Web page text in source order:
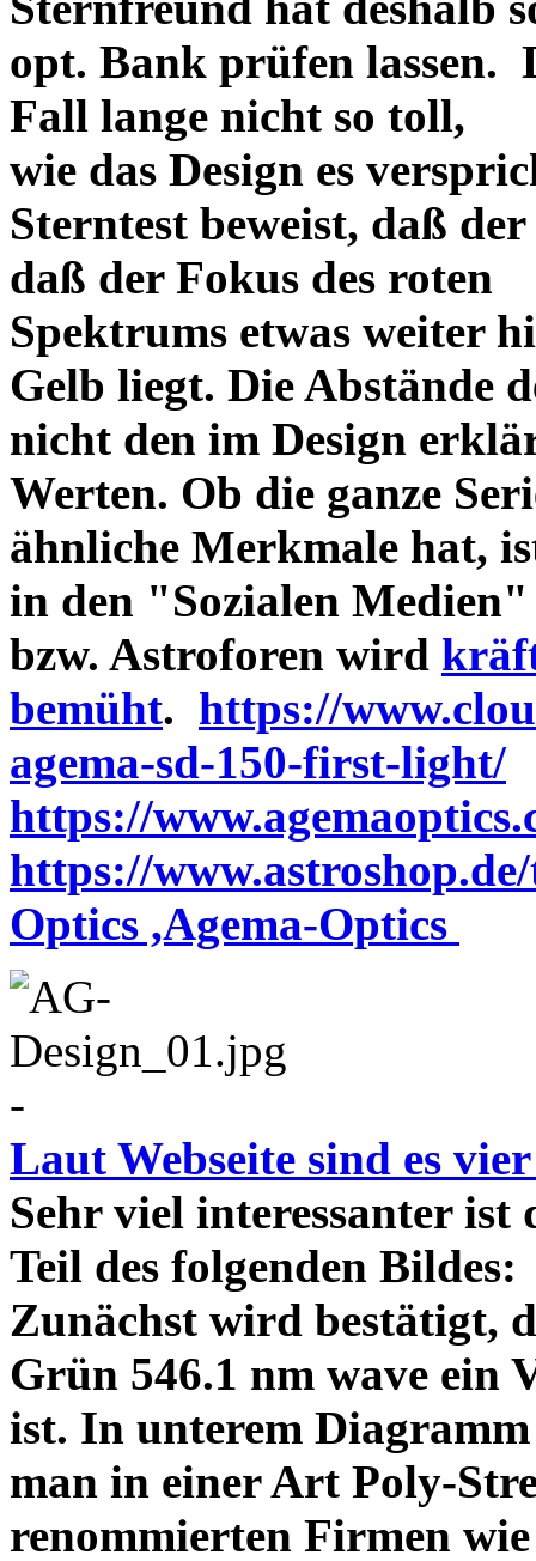
opt. Bank prüfen lassen.
Fall lange nicht so toll,
wie das Design es
Sterntest beweist, daß
daß der Fokus des roten
Spektrums etwas weiter
Gelb liegt. Die Abstände
nicht den im Design
Werten. Ob die ganze
ähnliche Merkmale hat,
in den "Sozialen Medien"
bzw. Astroforen wird
bemüht. https://
agema-sd-150-first-light/
https://
https://
Optics ,Agema-Optics
-
Laut Webseite sind es
Sehr viel interessanter
Teil des folgenden
Zunächst wird bestätigt,
Grün 546.1 nm wave ein
ist. In unterem
man in einer Art Poly-
renommierten Firmen